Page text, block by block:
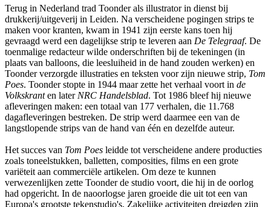
Terug in Nederland trad Toonder als illustrator in dienst bij
drukkerij/uitgeverij in Leiden. Na verscheidene pogingen strips te
maken voor kranten, kwam in 1941 zijn eerste kans toen hij
gevraagd werd een dagelijkse strip te leveren aan De Telegraaf. De
toenmalige redacteur wilde onderschriften bij de tekeningen (in
plaats van balloons, die leesluiheid in de hand zouden werken) en
Toonder verzorgde illustraties en teksten voor zijn nieuwe strip, Tom
Poes. Toonder stopte in 1944 maar zette het verhaal voort in de
Volkskranten later NRC Handelsblad. Tot 1986 bleef hij nieuwe
afleveringen maken: een totaal van 177 verhalen, die 11.768
dagafleveringen bestreken. De strip werd daarmee een van de
langstlopende strips van de hand van één en dezelfde auteur.
Het succes van Tom Poes leidde tot verscheidene andere producties
zoals toneelstukken, balletten, composities, films en een grote
variëteit aan commerciële artikelen. Om deze te kunnen
verwezenlijken zette Toonder de studio voort, die hij in de oorlog
had opgericht. In de naoorlogse jaren groeide die uit tot een van
Europa's grootste tekenstudio's. Zakelijke activiteiten dreigden zijn